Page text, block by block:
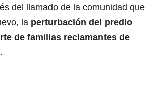
del llamado de la comunidad que
la perturbación del predio
de familias reclamantes de